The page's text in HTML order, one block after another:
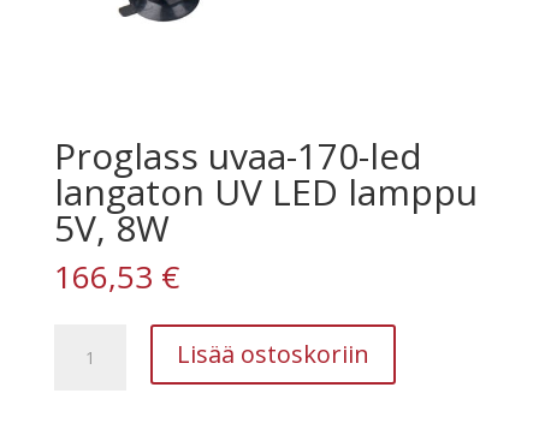
Proglass uvaa-170-led
langaton UV LED lamppu
5V, 8W
166,53 €
uvaa-
Lisää ostoskoriin